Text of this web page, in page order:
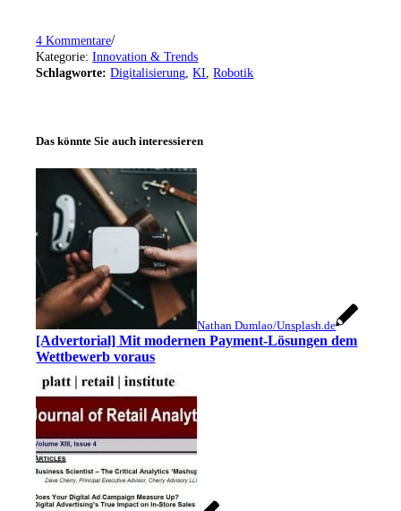
4 Kommentare/
Kategorie:Innovation & Trends
Schlagworte: Digitalisierung ,KI ,Robotik
Das könnte Sie auch interessieren
Nathan Dumlao/Unsplash.de
[Advertorial] Mit modernen Payment-Lösungen dem
Wettbewerb voraus